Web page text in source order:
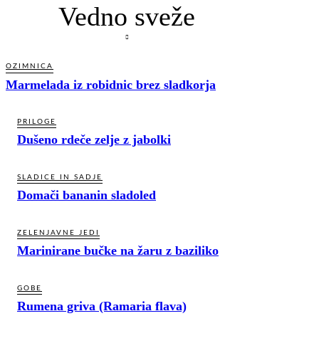
Vedno sveže
OZIMNICA
Marmelada iz robidnic brez sladkorja
PRILOGE
Dušeno rdeče zelje z jabolki
SLADICE IN SADJE
Domači bananin sladoled
ZELENJAVNE JEDI
Marinirane bučke na žaru z baziliko
GOBE
Rumena griva (Ramaria flava)